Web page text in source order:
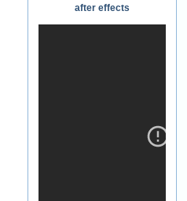
after effects